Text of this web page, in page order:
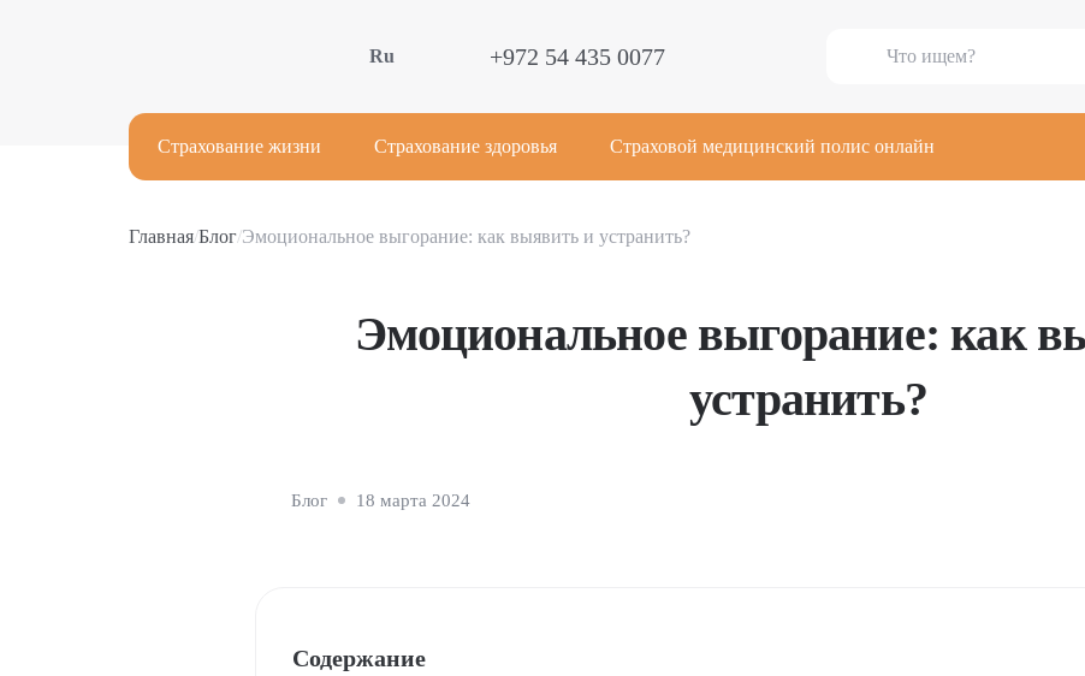
Ru +972 54 435 0077
Страхование жизни Страхование здоровья Страховой медицинский полис онлайн
Главная/Блог/Эмоциональное выгорание: как выявить и устранить?
Эмоциональное выгорание: как
устранить?
Блог 18 марта 2024
Содержание